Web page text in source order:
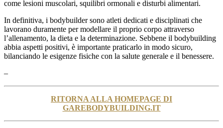
come lesioni muscolari, squilibri ormonali e disturbi alimentari.
In definitiva, i bodybuilder sono atleti dedicati e disciplinati che
lavorano duramente per modellare il proprio corpo attraverso
l’allenamento, la dieta e la determinazione. Sebbene il bodybuilding
abbia aspetti positivi, è importante praticarlo in modo sicuro,
bilanciando le esigenze fisiche con la salute generale e il benessere.
–
RITORNA ALLA HOMEPAGE DI
GAREBODYBUILDING.IT